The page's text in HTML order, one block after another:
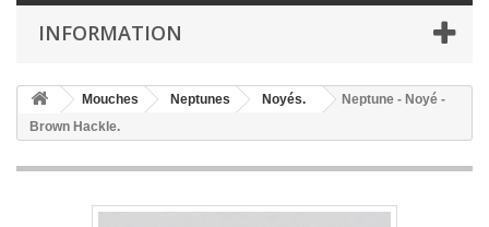
INFORMATION
Mouches Neptunes Noyés.
Neptune - Noyé -
Brown Hackle.